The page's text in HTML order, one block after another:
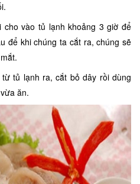
vào tủ lạnh khoảng 3 giờ để
để khi chúng ta cắt ra, chúng sẽ
tủ lạnh ra, cắt bỏ dây rồi dùng
ăn.